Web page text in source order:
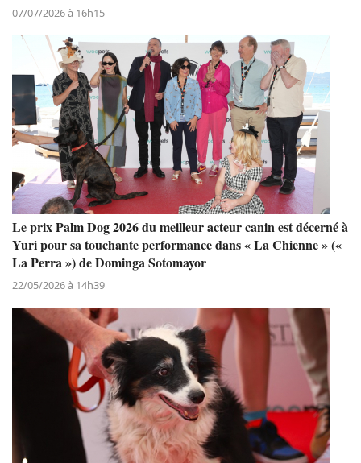
07/07/2026 à 16h15
Le prix Palm Dog 2026 du meilleur acteur canin est décerné à
Yuri pour sa touchante performance dans « La Chienne » («
La Perra ») de Dominga Sotomayor
22/05/2026 à 14h39